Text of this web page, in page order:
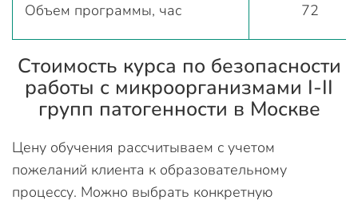
Объем программы, час 72
Стоимость курса по безопасности
работы с микроорганизмами I-II
групп патогенности в Москве
Цену обучения рассчитываем с учетом
пожеланий клиента к образовательному
процессу. Можно выбрать конкретную